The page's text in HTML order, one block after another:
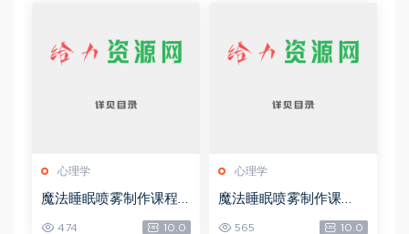
心理学
魔法睡眠喷雾制作课程
(1)，网盘下载(76.04K)
474 10.0
心理学
魔法睡眠喷雾制作课
程，网盘下载(76.04K)
565 10.0